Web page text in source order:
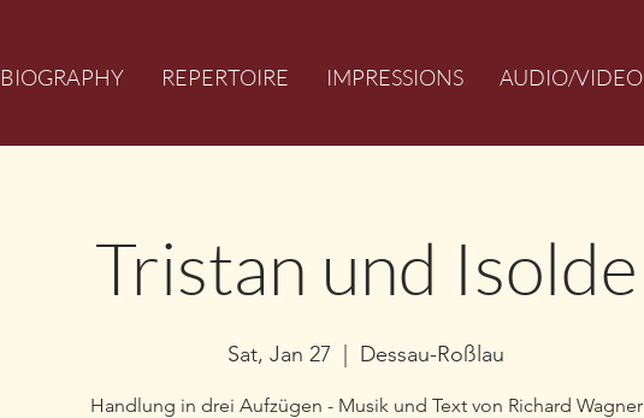
BIOGRAPHY REPERTOIRE IMPRESSIONS AUDIO/VIDEO
Tristan und Isolde
Sat, Jan 27 Dessau-Roßlau
Handlung in drei Aufzügen - Musik und Text von Richard Wagner